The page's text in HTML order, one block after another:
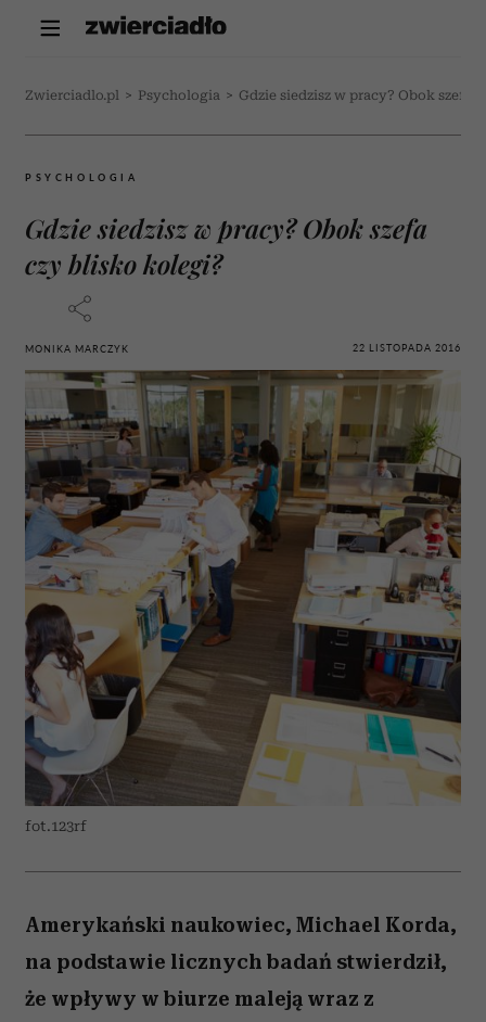
Zwierciadlo.pl > Psychologia > Gdzie siedzisz w pracy? Obok szefa
PSYCHOLOGIA
Gdzie siedzisz w pracy? Obok szefa
czy blisko kolegi?
MONIKA MARCZYK 22 LISTOPADA 2016
fot.123rf
Amerykański naukowiec, Michael Korda,
na podstawie licznych badań stwierdził,
że wpływy w biurze maleją wraz z